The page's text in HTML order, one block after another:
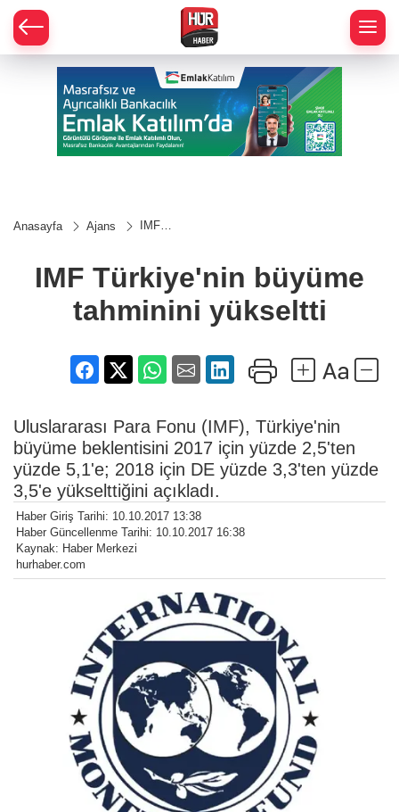
Anasayfa Ajans
IMF
tahminini
yükseltti
IMF Türkiye'nin büyüme
tahminini yükseltti
Uluslararası Para Fonu (IMF), Türkiye'nin
büyüme beklentisini 2017 için yüzde 2,5'ten
yüzde 5,1'e; 2018 için DE yüzde 3,3'ten yüzde
3,5'e yükselttiğini açıkladı.
Haber Giriş Tarihi: 10.10.2017 13:38
Haber Güncellenme Tarihi: 10.10.2017 16:38
Kaynak: Haber Merkezi
hurhaber.com